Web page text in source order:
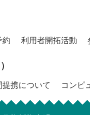
約 利用者開拓活動
提携について コンピ